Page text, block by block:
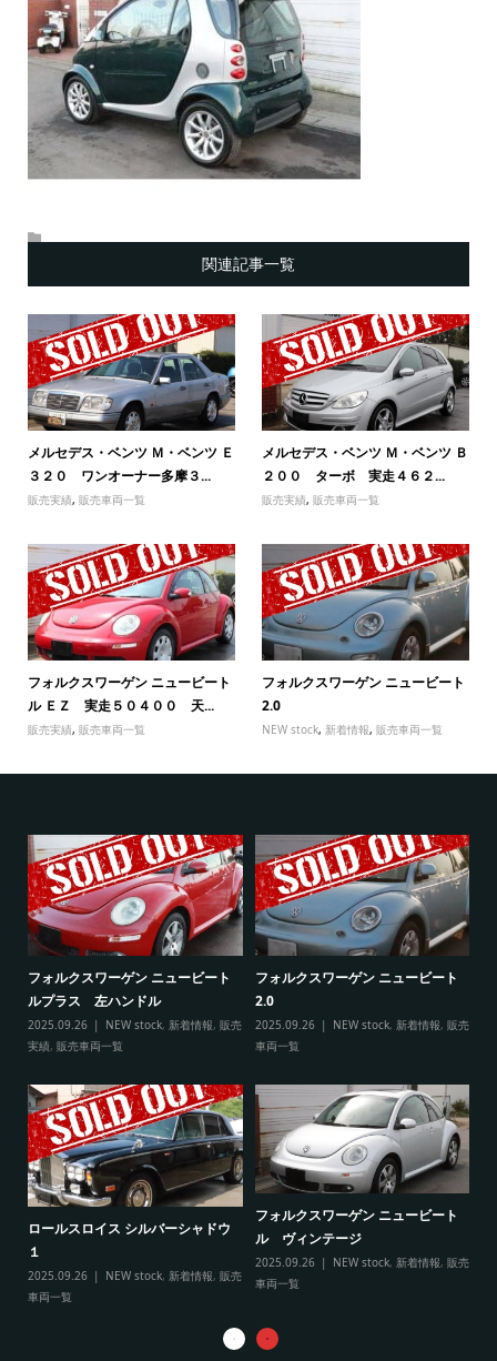
関連記事一覧
メルセデス・ベンツ Ｍ・ベンツ Ｅ
３２０ ワンオーナー多摩３...
販売実績, 販売車両一覧
メルセデス・ベンツ Ｍ・ベンツ Ｂ
２００ ターボ 実走４６２...
販売実績,販売車両一覧
フォルクスワーゲン ニュービート
ル ＥＺ 実走５０４００ 天...
販売実績, 販売車両一覧
フォルクスワーゲン ニュービート
2.0
NEW stock,新着情報,販売車両一覧
フォルクスワーゲン ニュービート
ルプラス 左ハンドル
2025.09.26 NEW stock, 新着情報, 販売
実績, 販売車両一覧
フォルクスワーゲン ニュービート
2.0
2025.09.26 NEW stock, 新着情報, 販売
車両一覧
ロールスロイス シルバーシャドウ
１
2025.09.26 NEW stock, 新着情報, 販売
車両一覧
フォルクスワーゲン ニュービート
ル ヴィンテージ
2025.09.26 NEW stock, 新着情報, 販売
車両一覧